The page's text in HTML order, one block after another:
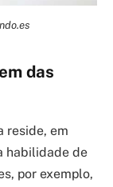
das
reside, em
habilidade de
por exemplo,